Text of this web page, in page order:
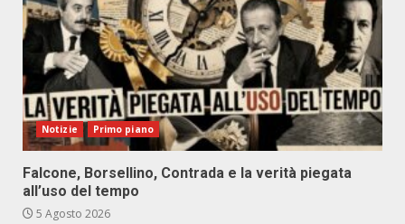
Notizie Primo piano
Falcone, Borsellino, Contrada e la verità piegata
all’uso del tempo
5 Agosto 2026